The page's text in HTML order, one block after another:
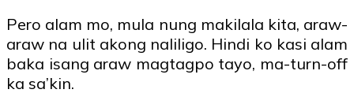
Pero alam mo, mula nung makilala kita, araw-
araw na ulit akong naliligo. Hindi ko kasi alam
baka isang araw magtagpo tayo, ma-turn-off
ka sa’kin.